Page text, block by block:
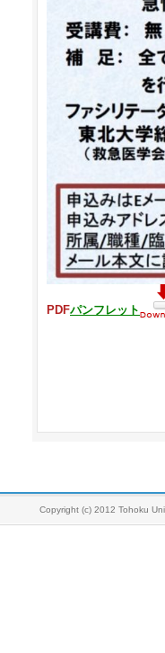
PDFパンフレット
Copyright (c) 2012 Tohoku